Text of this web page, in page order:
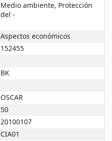
Medio ambiente, Protección
del -
Aspectos económicos
152455
BK
OSCAR
50
20100107
CIA01